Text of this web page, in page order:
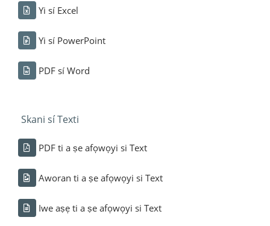
Yi sí Excel
Yi sí PowerPoint
PDF sí Word
Skani sí Texti
PDF ti a ṣe afọwọyi si Text
Aworan ti a ṣe afọwọyi si Text
Iwe aṣẹ ti a ṣe afọwọyi si Text